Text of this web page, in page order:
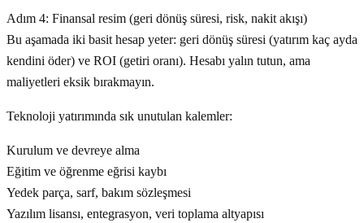
Adım 4: Finansal resim (geri dönüş süresi, risk, nakit akışı)
Bu aşamada iki basit hesap yeter: geri dönüş süresi (yatırım kaç ayda
kendini öder) ve ROI (getiri oranı). Hesabı yalın tutun, ama
maliyetleri eksik bırakmayın.
Teknoloji yatırımında sık unutulan kalemler:
Kurulum ve devreye alma
Eğitim ve öğrenme eğrisi kaybı
Yedek parça, sarf, bakım sözleşmesi
Yazılım lisansı, entegrasyon, veri toplama altyapısı